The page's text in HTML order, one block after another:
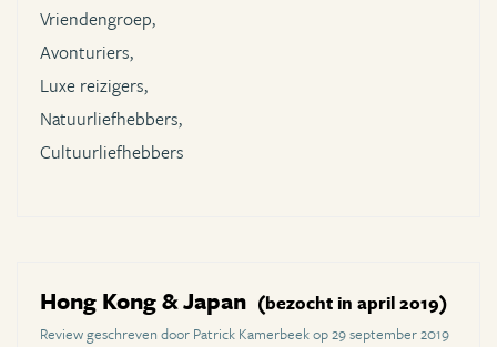
Vriendengroep,
Avonturiers,
Luxe reizigers,
Natuurliefhebbers,
Cultuurliefhebbers
Hong Kong & Japan (bezocht in april 2019)
Review geschreven door Patrick Kamerbeek op 29 september 2019